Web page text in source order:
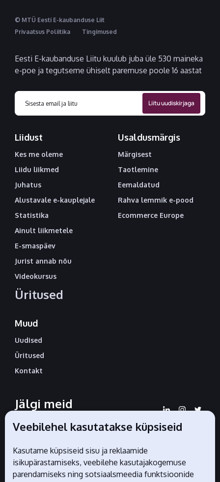
© MTÜ Eesti E-kaubanduse Liit
Privaatsus Poliitika
Tingimused
Eesti E-kaubanduse Liitu kuulub juba üle 530 maineka
e-poe ja tegutseme ühiselt paremuse poole 16 aastat
Liidust
Kes me oleme
Liidu liikmed
Juhatus
Alustavale e-kauplejale
Statistika
Ainult liikmetele
E-smaspäev
Jurist annab nõu
Videokursus
Üritused
Usaldusmärgis
Märgisest
Taotlemine
Eemaldatud
Rahva lemmik e-pood
Ecommerce Europe
Muud
Uudised
Üritused
Kontakt
Jälgi meid
sotsiaalmeedias
Liidu ametlikud partnerid
Veebilehel kasutatakse küpsiseid
Kasutame küpsiseid sisu ja reklaamide
isikupärastamiseks, veebilehe kasutajakogemuse
parendamiseks ning sotsiaalsmeedia funktsioonide